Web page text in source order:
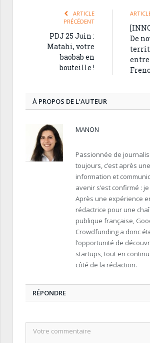
ARTICLE
PRÉCÉDENT
PDJ 25 Juin :
Matahi, votre
baobab en
bouteille !
De
À PROPOS DE L’AUTEUR
MANON
Passionnée de
toujours, c’est après
information et
avenir s’est confirmé :
Après une expérience
rédactrice pour une
publique française,
Crowdfunding a donc
l’opportunité de
startups, tout en
côté de la rédaction.
RÉPONDRE